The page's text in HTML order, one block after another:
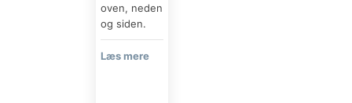
oven, neden
og siden.
Læs mere​